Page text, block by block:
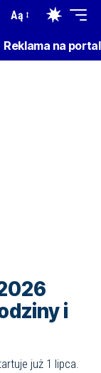
Aą
Reklama na
i
już 1 lipca.